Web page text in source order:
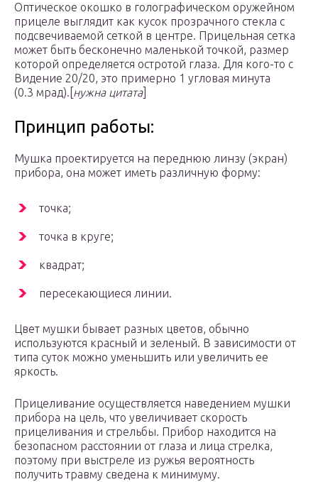
Оптическое окошко в голографическом оружейном
прицеле выглядит как кусок прозрачного стекла с
подсвечиваемой сеткой в ​​центре. Прицельная сетка
может быть бесконечно маленькой точкой, размер
которой определяется остротой глаза. Для кого-то с
Видение 20/20, это примерно 1 угловая минута
(0.3 мрад).[ нужна цитата]
Принцип работы:
Мушка проектируется на переднюю линзу (экран)
прибора, она может иметь различную форму:
точка;
точка в круге;
квадрат;
пересекающиеся линии.
Цвет мушки бывает разных цветов, обычно
используются красный и зеленый. В зависимости от
типа суток можно уменьшить или увеличить ее
яркость.
Прицеливание осуществляется наведением мушки
прибора на цель, что увеличивает скорость
прицеливания и стрельбы. Прибор находится на
безопасном расстоянии от глаза и лица стрелка,
поэтому при выстреле из ружья вероятность
получить травму сведена к минимуму.